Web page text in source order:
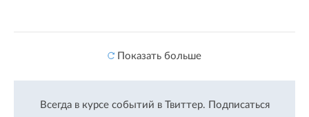
Показать больше
Всегда в курсе событий в Твиттер. Подписаться